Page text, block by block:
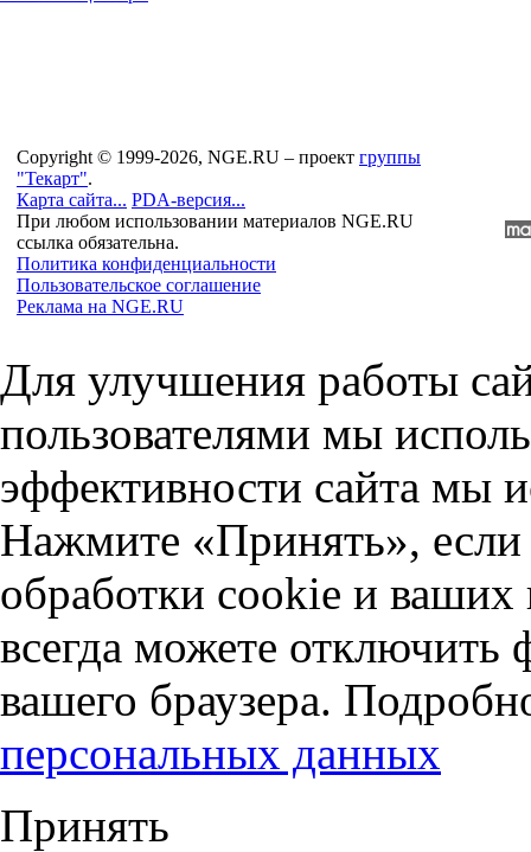
Copyright © 1999-2026, NGE.RU – проект группы
"Текарт".
Карта сайта... PDA-версия...
При любом использовании материалов NGE.RU
ссылка обязательна.
Политика конфиденциальности
Пользовательское соглашение
Реклама на NGE.RU
Для улучшения работы
пользователями мы
эффективности сайта мы
Нажмите «Принять», если
обработки cookie и
всегда можете отключить
вашего браузера.
персональных данных
Принять